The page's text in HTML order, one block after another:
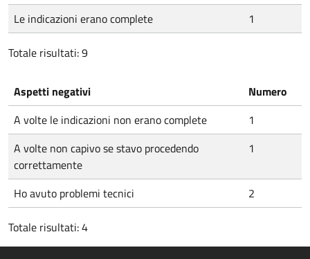
Le indicazioni erano complete
1
Totale risultati: 9
Aspetti negativi
Numero
A volte le indicazioni non erano complete
1
A volte non capivo se stavo procedendo
correttamente
1
Ho avuto problemi tecnici 2
Totale risultati: 4